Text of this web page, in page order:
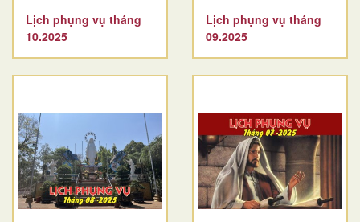
Lịch phụng vụ tháng
10.2025
Lịch phụng vụ tháng
09.2025